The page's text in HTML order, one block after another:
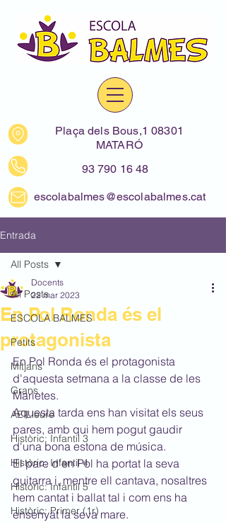
Plaça dels Bous,1 08301
MATARÓ
93 790 16 48
escolabalmes@escolabalmes.cat
Entrada
All Posts
ESCOLA BALMES
Petits
Mitjans
Grans
AEILleure
Històric: Infantil 3
Històric: Infantil 4
Històric: Infantil 5
Històric: Primer (1r)
All Posts
En Pol Ronda és el
protagonista
Docents
22 mar 2023
En Pol Ronda és el protagonista
d'aquesta setmana a la classe de les
Marietes.
Aquesta tarda ens han visitat els seus
pares, amb qui hem pogut gaudir
d'una bona estona de música.
El pare d'en Pol ha portat la seva
guitarra i, mentre ell cantava, nosaltres
hem cantat i ballat tal i com ens ha
ensenyat la seva mare.